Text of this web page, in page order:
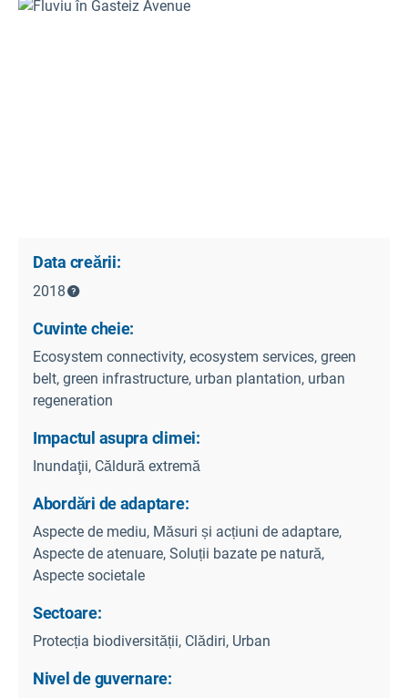
Data creării:
2018
Cuvinte cheie:
Ecosystem connectivity, ecosystem services, green
belt, green infrastructure, urban plantation, urban
regeneration
Impactul asupra climei:
Inundaţii, Căldură extremă
Abordări de adaptare:
Aspecte de mediu, Măsuri și acțiuni de adaptare,
Aspecte de atenuare, Soluții bazate pe natură,
Aspecte societale
Sectoare:
Protecția biodiversității, Clădiri, Urban
Nivel de guvernare: